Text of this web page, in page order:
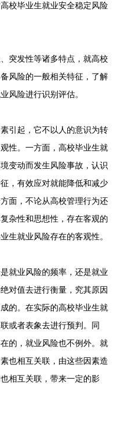
校毕业生就业安全稳定风险
突发性等诸多特点，就高校
风险的一般相关特征，了解
风险进行识别评估。
引起，它不以人的意识为转
性。一方面，高校毕业生就
变动而发生风险事故，认识
，有效应对就能降低和减少
面，不论从高校管理行为还
杂性和思想性，存在客观的
生就业风险存在的客观性。
就业风险的频率，还是就业
对值去进行衡量，究其原因
的。在实际的高校毕业生就
或者表象去进行预判。同
的，就业风险也不例外。就
也相互关联，由这些因素造
相互关联，带来一定的影